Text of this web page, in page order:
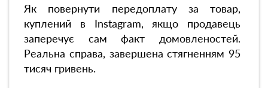
Як повернути передоплату за товар,
куплений в Instagram, якщо продавець
заперечує сам факт домовленостей.
Реальна справа, завершена стягненням 95
тисяч гривень.